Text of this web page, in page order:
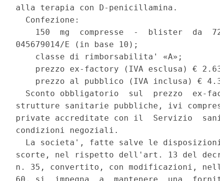
alla terapia con D-penicillamina.
  Confezione:
150  mg  compresse  -  blister  da
045679014/E (in base 10);
    classe di rimborsabilita' «A»;
prezzo ex-factory (IVA esclusa) €
prezzo al pubblico (IVA inclusa) €
Sconto obbligatorio  sul  prezzo  ex-
strutture sanitarie pubbliche, ivi
private accreditate con il  Servizio
condizioni negoziali.
La societa', fatte salve le
scorte, nel rispetto dell'art. 13 del
n. 35, convertito, con modificazioni,